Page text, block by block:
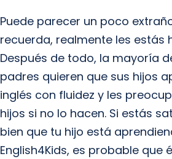
Puede parecer un poco
recuerda, realmente les estás
Después de todo, la mayoría
padres quieren que sus hijos
inglés con fluidez y les
hijos si no lo hacen. Si estás
bien que tu hijo está
English4Kids, es probable que